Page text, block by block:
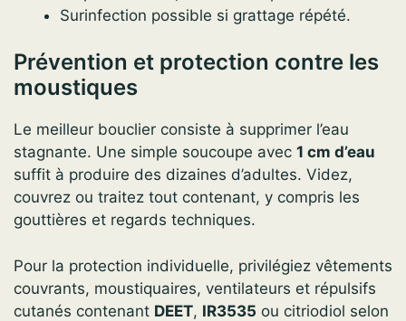
Surinfection possible si grattage répété.
Prévention et protection contre les
moustiques
Le meilleur bouclier consiste à supprimer l’eau
stagnante. Une simple soucoupe avec 1 cm d’eau
suffit à produire des dizaines d’adultes. Videz,
couvrez ou traitez tout contenant, y compris les
gouttières et regards techniques.
Pour la protection individuelle, privilégiez vêtements
couvrants, moustiquaires, ventilateurs et répulsifs
cutanés contenant DEET, IR3535 ou citriodiol selon